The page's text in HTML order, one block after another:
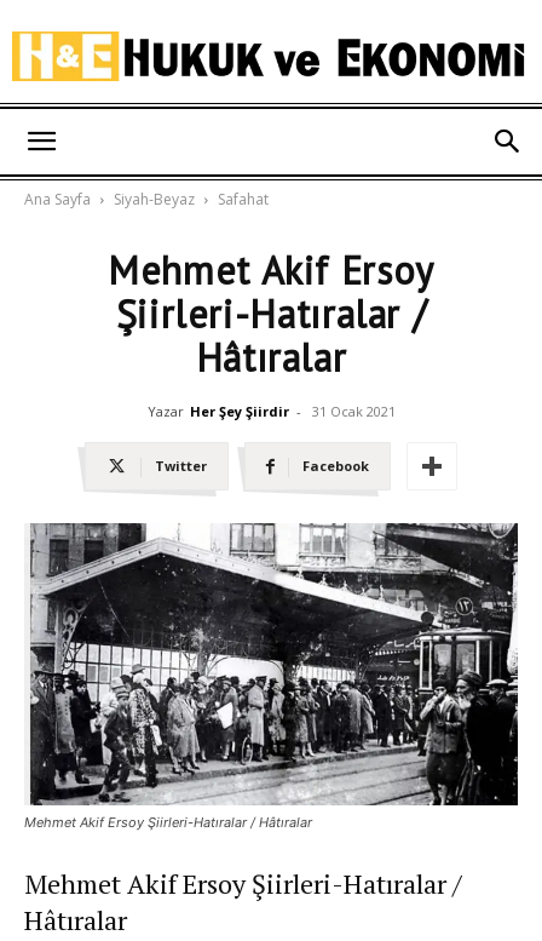
Ekonomi
Ana Sayfa Siyah-Beyaz Safahat
Mehmet Akif Ersoy
Şiirleri-Hatıralar /
Hâtıralar
Yazar Her Şey Şiirdir - 31 Ocak 2021
Twitter Facebook
Mehmet Akif Ersoy Şiirleri-Hatıralar / Hâtıralar
Mehmet Akif Ersoy Şiirleri-Hatıralar /
Hâtıralar